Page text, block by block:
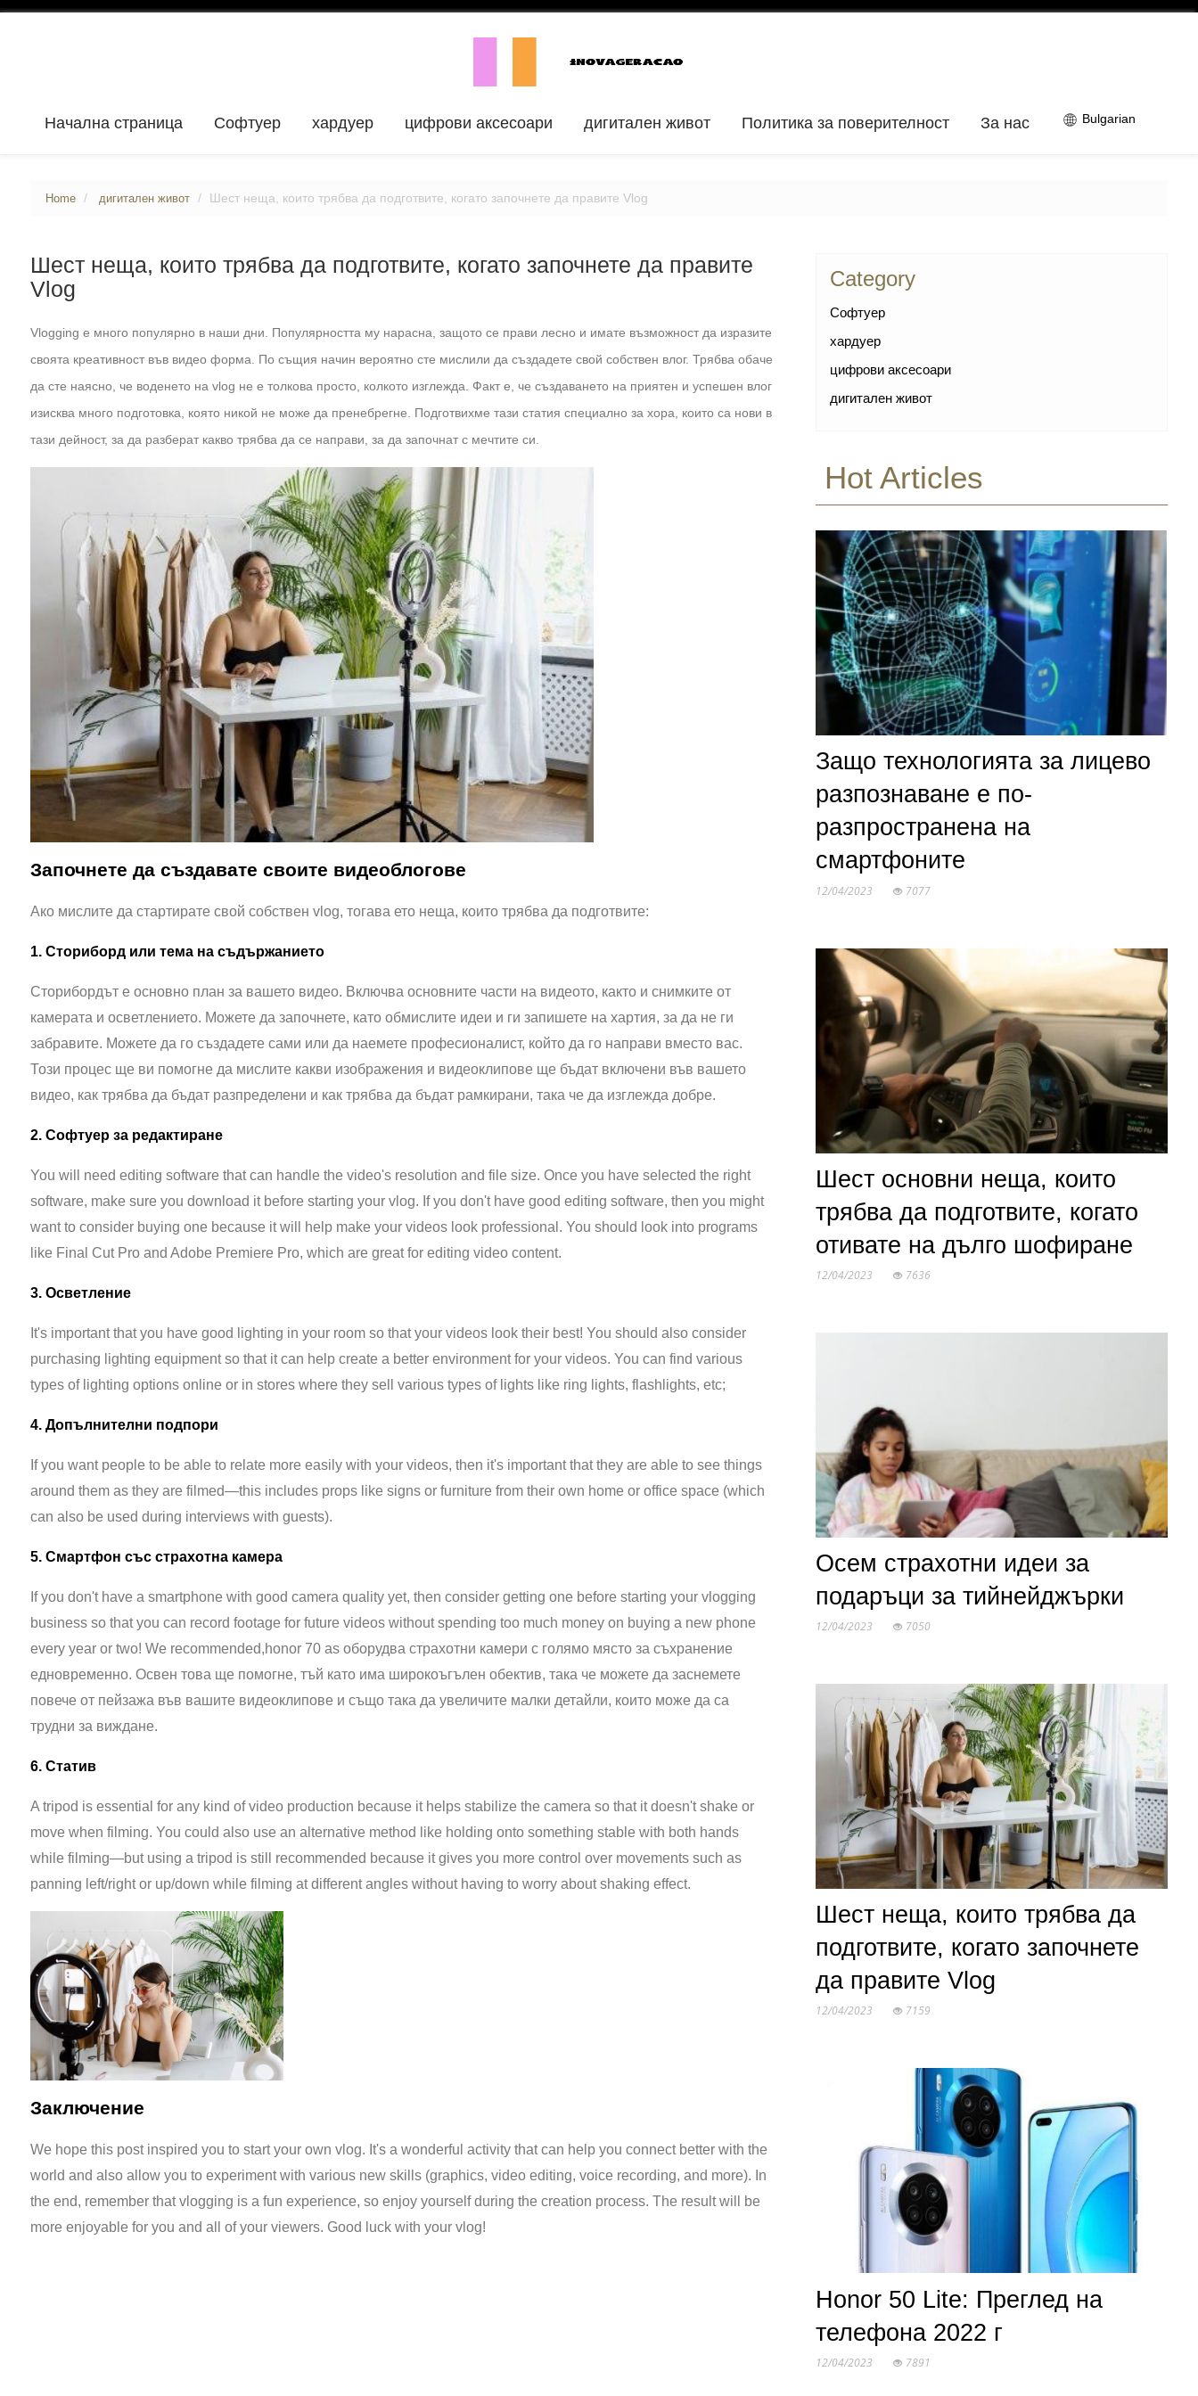
Начална страница Софтуер хардуер цифрови аксесоари дигитален живот Политика за поверителност За нас Bulgarian
Home дигитален живот Шест неща, които трябва да подготвите, когато започнете да правите Vlog
Шест неща, които трябва да подготвите, когато започнете да правите
Vlog
Vlogging е много популярно в наши дни. Популярността му нарасна, защото се прави лесно и имате възможност да изразите
своята креативност във видео форма. По същия начин вероятно сте мислили да създадете свой собствен влог. Трябва обаче
да сте наясно, че воденето на vlog не е толкова просто, колкото изглежда. Факт е, че създаването на приятен и успешен влог
изисква много подготовка, която никой не може да пренебрегне. Подготвихме тази статия специално за хора, които са нови в
тази дейност, за да разберат какво трябва да се направи, за да започнат с мечтите си.
Започнете да създавате своите видеоблогове
Ако мислите да стартирате свой собствен vlog, тогава ето неща, които трябва да подготвите:
1. Сториборд или тема на съдържанието
Сторибордът е основно план за вашето видео. Включва основните части на видеото, както и снимките от
камерата и осветлението. Можете да започнете, като обмислите идеи и ги запишете на хартия, за да не ги
забравите. Можете да го създадете сами или да наемете професионалист, който да го направи вместо вас.
Този процес ще ви помогне да мислите какви изображения и видеоклипове ще бъдат включени във вашето
видео, как трябва да бъдат разпределени и как трябва да бъдат рамкирани, така че да изглежда добре.
2. Софтуер за редактиране
You will need editing software that can handle the video's resolution and file size. Once you have selected the right
software, make sure you download it before starting your vlog. If you don't have good editing software, then you might
want to consider buying one because it will help make your videos look professional. You should look into programs
like Final Cut Pro and Adobe Premiere Pro, which are great for editing video content.
3. Осветление
It's important that you have good lighting in your room so that your videos look their best! You should also consider
purchasing lighting equipment so that it can help create a better environment for your videos. You can find various
types of lighting options online or in stores where they sell various types of lights like ring lights, flashlights, etc;
4. Допълнителни подпори
If you want people to be able to relate more easily with your videos, then it's important that they are able to see things
around them as they are filmed—this includes props like signs or furniture from their own home or office space (which
can also be used during interviews with guests).
5. Смартфон със страхотна камера
If you don't have a smartphone with good camera quality yet, then consider getting one before starting your vlogging
business so that you can record footage for future videos without spending too much money on buying a new phone
every year or two! We recommended,honor 70 as оборудва страхотни камери с голямо място за съхранение
едновременно. Освен това ще помогне, тъй като има широкоъгълен обектив, така че можете да заснемете
повече от пейзажа във вашите видеоклипове и също така да увеличите малки детайли, които може да са
трудни за виждане.
6. Статив
A tripod is essential for any kind of video production because it helps stabilize the camera so that it doesn't shake or
move when filming. You could also use an alternative method like holding onto something stable with both hands
while filming—but using a tripod is still recommended because it gives you more control over movements such as
panning left/right or up/down while filming at different angles without having to worry about shaking effect.
Заключение
We hope this post inspired you to start your own vlog. It's a wonderful activity that can help you connect better with the
world and also allow you to experiment with various new skills (graphics, video editing, voice recording, and more). In
the end, remember that vlogging is a fun experience, so enjoy yourself during the creation process. The result will be
more enjoyable for you and all of your viewers. Good luck with your vlog!
Category
Софтуер
хардуер
цифрови аксесоари
дигитален живот
Hot Articles
Защо технологията за лицево
разпознаване е по-
разпространена на
смартфоните
12/04/2023 7077
Шест основни неща, които
трябва да подготвите, когато
отивате на дълго шофиране
12/04/2023 7636
Осем страхотни идеи за
подаръци за тийнейджърки
12/04/2023 7050
Шест неща, които трябва да
подготвите, когато започнете
да правите Vlog
12/04/2023 7159
Honor 50 Lite: Преглед на
телефона 2022 г
12/04/2023 7891